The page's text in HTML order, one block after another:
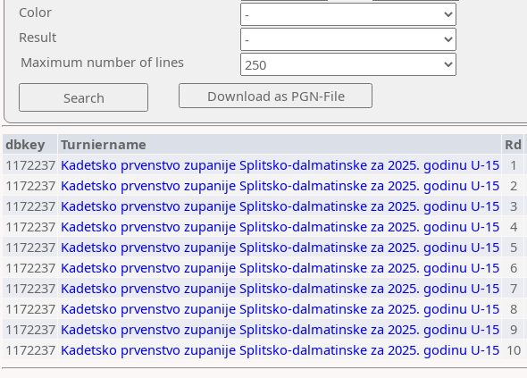
Color
Result
Maximum number of lines
dbkey Turniername Rd
1172237 Kadetsko prvenstvo zupanije Splitsko-dalmatinske za 2025. godinu U-15 1
1172237 Kadetsko prvenstvo zupanije Splitsko-dalmatinske za 2025. godinu U-15 2
1172237 Kadetsko prvenstvo zupanije Splitsko-dalmatinske za 2025. godinu U-15 3
1172237 Kadetsko prvenstvo zupanije Splitsko-dalmatinske za 2025. godinu U-15 4
1172237 Kadetsko prvenstvo zupanije Splitsko-dalmatinske za 2025. godinu U-15 5
1172237 Kadetsko prvenstvo zupanije Splitsko-dalmatinske za 2025. godinu U-15 6
1172237 Kadetsko prvenstvo zupanije Splitsko-dalmatinske za 2025. godinu U-15 7
1172237 Kadetsko prvenstvo zupanije Splitsko-dalmatinske za 2025. godinu U-15 8
1172237 Kadetsko prvenstvo zupanije Splitsko-dalmatinske za 2025. godinu U-15 9
1172237 Kadetsko prvenstvo zupanije Splitsko-dalmatinske za 2025. godinu U-15 10